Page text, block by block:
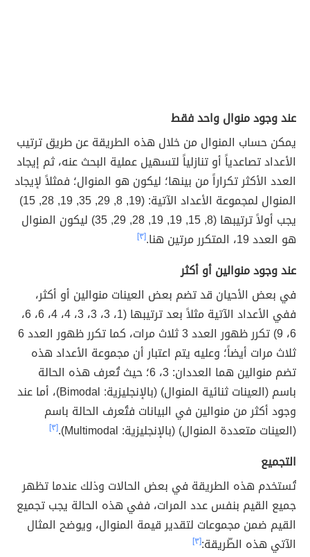
عند وجود منوال واحد فقط
يمكن حساب المنوال من خلال هذه الطريقة عن طريق ترتيب
الأعداد تصاعدياً أو تنازلياً لتسهيل عملية البحث عنه، ثم إيجاد
العدد الأكثر تكراراً من بينها؛ ليكون هو المنوال؛ فمثلاً لإيجاد
المنوال لمجموعة الأعداد الآتية: (19, 8, 29, 35, 19, 28, 15)
يجب أولاً ترتيبها (8, 15, 19, 19, 28, 29, 35) ليكون المنوال
هو العدد 19، المتكرر مرتين هنا.
[٣]
عند وجود منوالين أو أكثر
في بعض الأحيان قد تضم بعض العينات منوالين أو أكثر،
ففي الأعداد الآتية مثلاً بعد ترتيبها (1، 3، 3، 3، 4، 4، 6، 6،
6، 9) تكرر ظهور العدد 3 ثلاث مرات، كما تكرر ظهور العدد 6
ثلاث مرات أيضاً؛ وعليه يتم اعتبار أن مجموعة الأعداد هذه
تضم منوالين هما العددان: 3، 6؛ حيث تُعرف هذه الحالة
باسم (العينات ثنائية المنوال) (بالإنجليزية: Bimodal)، أما عند
وجود أكثر من منوالين في البيانات فتُعرف الحالة باسم
(العينات متعددة المنوال) (بالإنجليزية: Multimodal).
[٣]
التجميع
تُستخدم هذه الطريقة في بعض الحالات وذلك عندما تظهر
جميع القيم بنفس عدد المرات، ففي هذه الحالة يجب تجميع
القيم ضمن مجموعات لتقدير قيمة المنوال، ويوضح المثال
الآتي هذه الطّريقة:[٣]